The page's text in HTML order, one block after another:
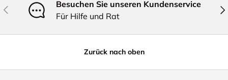
Vorherige
Besuchen Sie unseren Kundenservice
Für Hilfe und Rat
Zurück nach oben